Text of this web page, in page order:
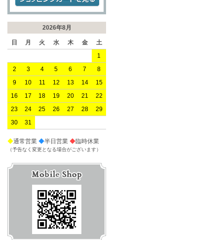
2026年8月
日 月 火 水 木 金
土
1
2
3 4 5 6 7
8
9
10 11 12 13 14
15
16
17 18 19 20 21
22
23
24 25 26 27 28
29
30
31
◆通常営業 ◆半日営業 ◆臨時休業
（予告なく変更となる場合がございます）